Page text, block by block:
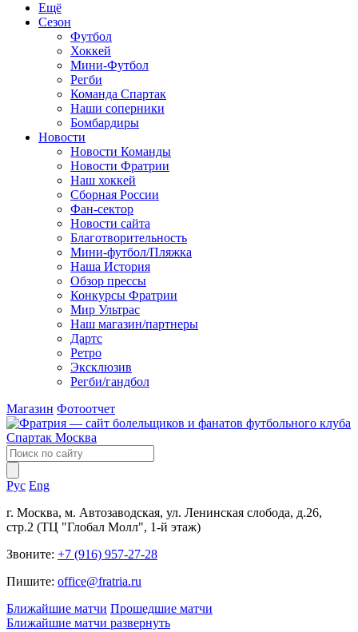
Ещё
Сезон
Футбол
Хоккей
Мини-Футбол
Регби
Команда Спартак
Наши соперники
Бомбардиры
Новости
Новости Команды
Новости Фратрии
Наш хоккей
Сборная России
Фан-cектор
Новости сайта
Благотворительность
Мини-футбол/Пляжка
Наша История
Обзор прессы
Конкурсы Фратрии
Мир Ультрас
Наш магазин/партнеры
Дартс
Ретро
Эксклюзив
Регби/гандбол
Магазин Фотоотчет
Рус Eng
г. Москва, м. Автозаводская, ул. Ленинская слобода, д.26,
стр.2 (ТЦ "Глобал Молл", 1-й этаж)
Звоните: +7 (916) 957-27-28
Пишите: office@fratria.ru
Ближайшие матчи Прошедшие матчи
Ближайшие матчи развернуть